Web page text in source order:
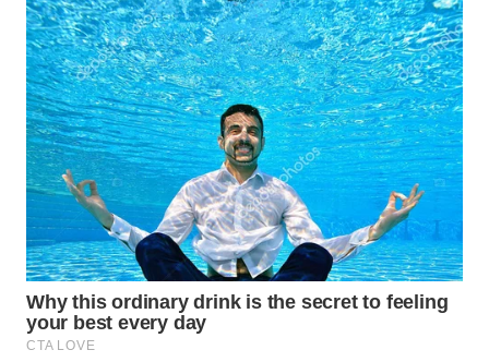
WAHANA
INFRASTRUKTUR
WAHANA
KONSUMEN
WAHANA
LISTRIK
WAHANA
TRAVEL